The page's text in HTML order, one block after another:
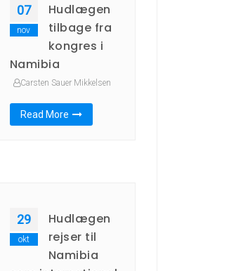
07
nov
Hudlægen
tilbage fra
kongres i
Namibia
Carsten Sauer Mikkelsen
Read More
29
okt
Hudlægen
rejser til
Namibia